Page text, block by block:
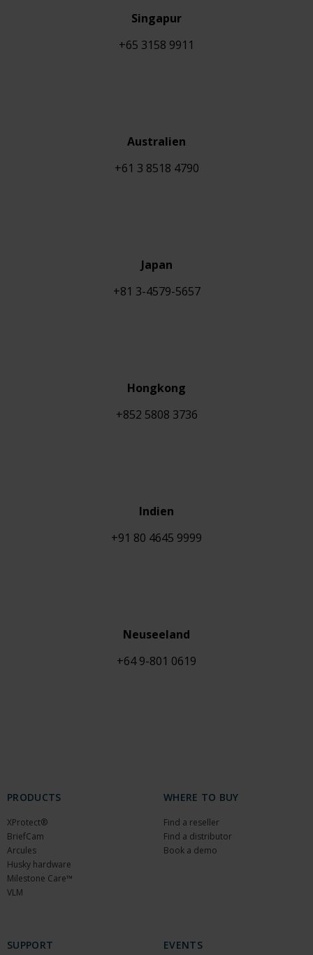
Singapur
+65 3158 9911
Australien
+61 3 8518 4790
Japan
+81 3-4579-5657
Hongkong
+852 5808 3736
Indien
+91 80 4645 9999
Neuseeland
+64 9-801 0619
PRODUCTS
XProtect®
BriefCam
Arcules
Husky hardware
Milestone Care™
VLM
WHERE TO BUY
Find a reseller
Find a distributor
Book a demo
SUPPORT EVENTS